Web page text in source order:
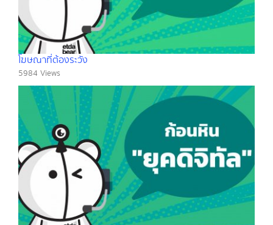
โฆษณาที่ต้องระวัง
5984 Views